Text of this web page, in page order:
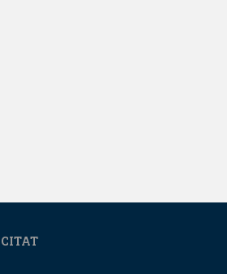
CITAT